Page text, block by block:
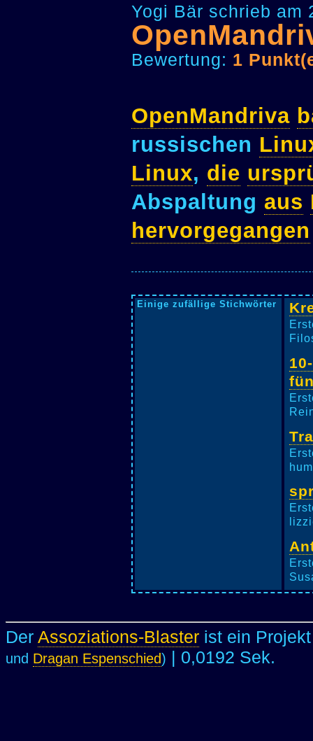
Yogi Bär schrieb am
Bewertung: 1
OpenMandriva
russischen
Linux, die
Abspaltung aus
hervorgegangen
Einige zufällige Stichwörter
Der Assoziations-Blaster ist ein
und Dragan Espenschied) | 0,0192 Sek.